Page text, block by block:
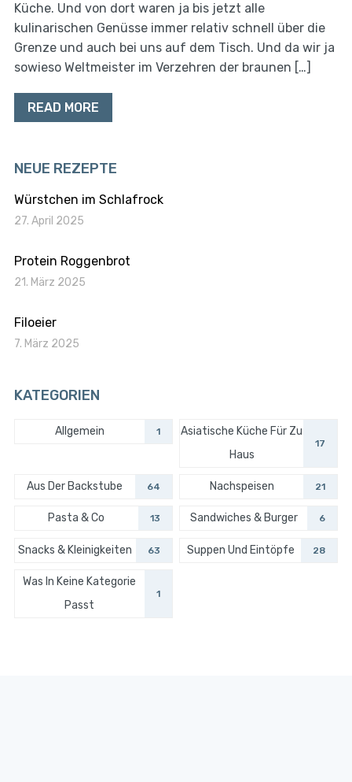
Küche. Und von dort waren ja bis jetzt alle
kulinarischen Genüsse immer relativ schnell über die
Grenze und auch bei uns auf dem Tisch. Und da wir ja
sowieso Weltmeister im Verzehren der braunen […]
READ MORE
NEUE REZEPTE
Würstchen im Schlafrock
27. April 2025
Protein Roggenbrot
21. März 2025
Filoeier
7. März 2025
KATEGORIEN
Allgemein 1
Asiatische Küche Für Zu
Haus
17
Aus Der Backstube 64 Nachspeisen 21
Pasta & Co 13 Sandwiches & Burger 6
Snacks & Kleinigkeiten 63 Suppen Und Eintöpfe 28
Was In Keine Kategorie
Passt
1